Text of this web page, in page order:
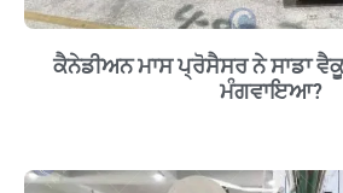
ਕੈਨੇਡੀਅਨ ਮਾਸ ਪ੍ਰੋਸੈਸਰ ਨੇ ਸਾਡਾ
ਮੰਗਵਾਇਆ?